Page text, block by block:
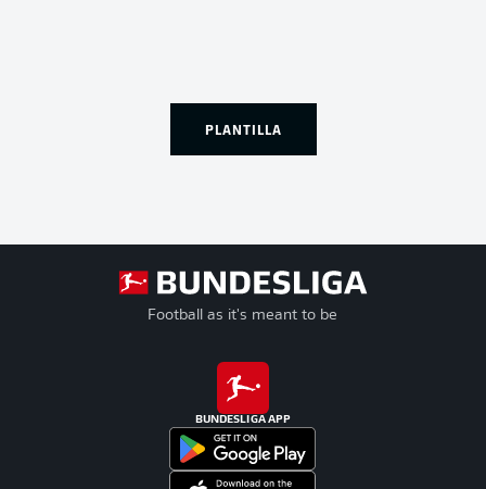
PLANTILLA
Football as it's meant to be
BUNDESLIGA APP